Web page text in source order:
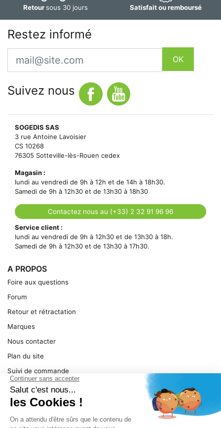
Retoursous 30 jours Satisfait ou remboursé
Restez informé
Email
OK
Suivez nous
SOGEDIS SAS
3 rue Antoine Lavoisier
CS 10268
76305 Sotteville-lès-Rouen cedex
Magasin :
lundi au vendredi de 9h à 12h et de 14h à 18h30.
Samedi de 9h à 12h30 et de 13h30 à 18h30
Contactez nous au (+33) 2 32 91 96 96
Service client :
lundi au vendredi de 9h à 12h30 et de 13h30 à 18h.
Samedi de 9h à 12h30 et de 13h30 à 17h30.
A PROPOS
Foire aux questions
Forum
Retour et rétractation
Marques
Nous contacter
Plan du site
Suivi de commande
Ma facture
Mentions légales
Conditions générales